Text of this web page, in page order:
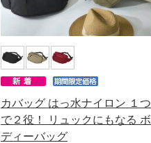
カバッグ はっ水ナイロン １つ
で２役！ リュックにもなる ボ
ディーバッグ